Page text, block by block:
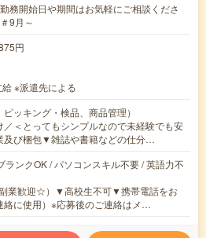
開始日や期間はお気軽にご相談くださ
9月～
円
※派遣先による
ッキング・検品、商品管理）
／＜とってもシンプルなので未経験でも安
び梱包▼雑誌や書籍などの仕分…
ランクOK / パソコンスキル不要 / 英語力不
業歓迎☆）▼高校生不可▼携帯電話をお
絡に使用）※応募後のご連絡はメ…